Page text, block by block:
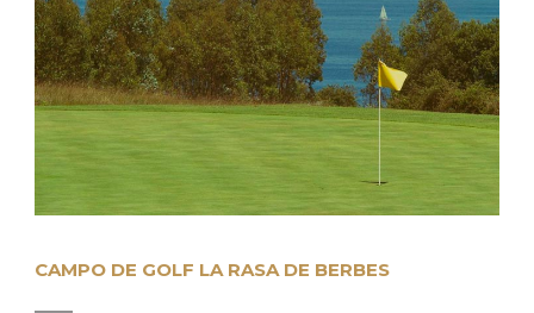
CAMPO DE GOLF LA RASA DE BERBES